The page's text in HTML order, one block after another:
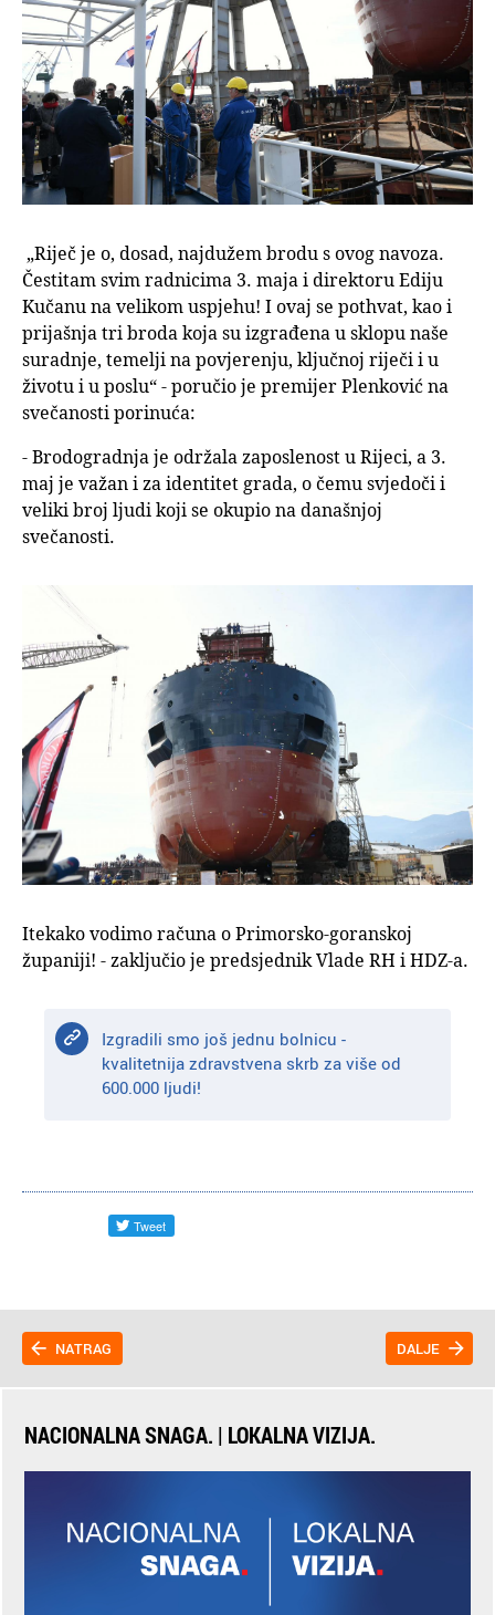
„Riječ je o, dosad, najdužem brodu s ovog navoza.
Čestitam svim radnicima 3. maja i direktoru Ediju
Kučanu na velikom uspjehu! I ovaj se pothvat, kao i
prijašnja tri broda koja su izgrađena u sklopu naše
suradnje, temelji na povjerenju, ključnoj riječi i u
životu i u poslu“ - poručio je premijer Plenković na
svečanosti porinuća:
- Brodogradnja je održala zaposlenost u Rijeci, a 3.
maj je važan i za identitet grada, o čemu svjedoči i
veliki broj ljudi koji se okupio na današnjoj
svečanosti.
Itekako vodimo računa o Primorsko-goranskoj
županiji! - zaključio je predsjednik Vlade RH i HDZ-a.
Izgradili smo još jednu bolnicu -
kvalitetnija zdravstvena skrb za više od
600.000 ljudi!
NATRAG DALJE
NACIONALNA SNAGA. | LOKALNA VIZIJA.